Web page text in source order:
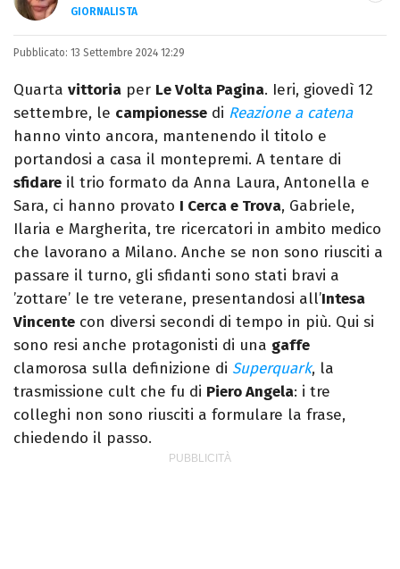
GIORNALISTA
Nella mia vita non possono mancare, il
sul comodino, insieme a un romanzo di
Zafon.
Pubblicato: 13 Settembre 2024 12:29
Quarta vittoria per Le Volta Pagina. Ieri, giovedì 12
settembre, le campionesse di Reazione a catena
hanno vinto ancora, mantenendo il titolo e
portandosi a casa il montepremi. A tentare di
sfidare il trio formato da Anna Laura, Antonella e
Sara, ci hanno provato I Cerca e Trova, Gabriele,
Ilaria e Margherita, tre ricercatori in ambito medico
che lavorano a Milano. Anche se non sono riusciti a
passare il turno, gli sfidanti sono stati bravi a
’zottare’ le tre veterane, presentandosi all’Intesa
Vincente con diversi secondi di tempo in più. Qui si
sono resi anche protagonisti di una gaffe
clamorosa sulla definizione di Superquark, la
trasmissione cult che fu di Piero Angela: i tre
colleghi non sono riusciti a formulare la frase,
chiedendo il passo.